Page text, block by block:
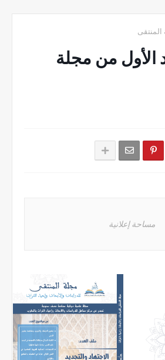
المنتقى
الأول من مجلة
مساحة إعلانية